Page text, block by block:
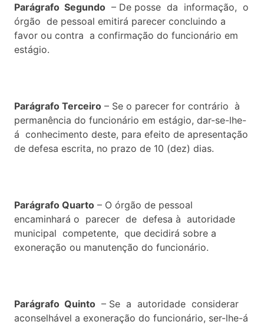
Parágrafo Segundo – De posse da informação, o
órgão de pessoal emitirá parecer concluindo a
favor ou contra a confirmação do funcionário em
estágio.
Parágrafo Terceiro – Se o parecer for contrário à
permanência do funcionário em estágio, dar-se-lhe-
á conhecimento deste, para efeito de apresentação
de defesa escrita, no prazo de 10 (dez) dias.
Parágrafo Quarto – O órgão de pessoal
encaminhará o parecer de defesa à autoridade
municipal competente, que decidirá sobre a
exoneração ou manutenção do funcionário.
Parágrafo Quinto – Se a autoridade considerar
aconselhável a exoneração do funcionário, ser-lhe-á